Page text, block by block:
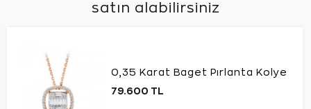
satın alabilirsiniz
0,35 Karat Baget Pırlanta Kolye
79.600 TL